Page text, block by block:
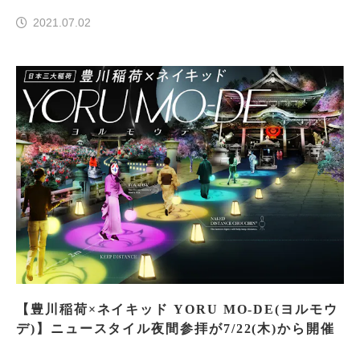
2021.07.02
【豊川稲荷×ネイキッド YORU MO-DE(ヨルモウ
デ)】ニュースタイル夜間参拝が7/22(木)から開催